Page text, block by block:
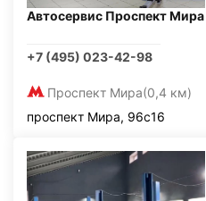
Автосервис Проспект Мира
+7 (495) 023-42-98
Проспект Мира(0,4 км)
проспект Мира, 96с16